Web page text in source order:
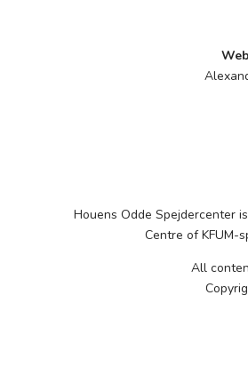
Houens Odde Spejdercenter
Centre of KFUM-
All